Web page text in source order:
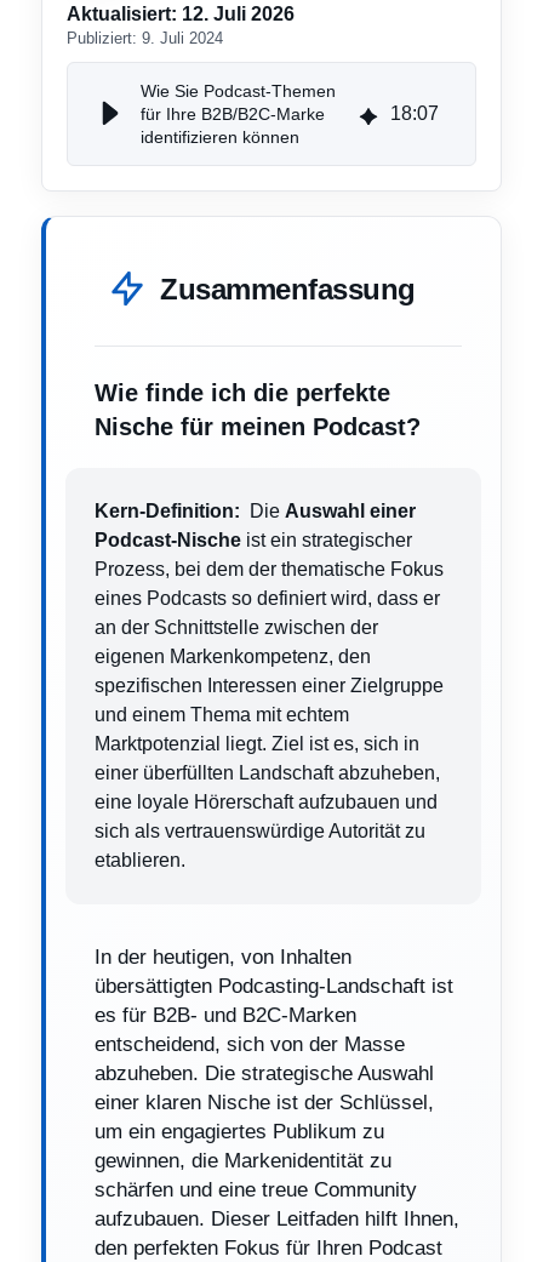
Aktualisiert: 12. Juli 2026
Publiziert: 9. Juli 2024
Wie Sie Podcast-Themen
für Ihre B2B/B2C-Marke
identifizieren können
18:07
Zusammenfassung
Wie finde ich die perfekte
Nische für meinen Podcast?
Kern-Definition: Die Auswahl einer
Podcast-Nische ist ein strategischer
Prozess, bei dem der thematische Fokus
eines Podcasts so definiert wird, dass er
an der Schnittstelle zwischen der
eigenen Markenkompetenz, den
spezifischen Interessen einer Zielgruppe
und einem Thema mit echtem
Marktpotenzial liegt. Ziel ist es, sich in
einer überfüllten Landschaft abzuheben,
eine loyale Hörerschaft aufzubauen und
sich als vertrauenswürdige Autorität zu
etablieren.
In der heutigen, von Inhalten
übersättigten Podcasting-Landschaft ist
es für B2B- und B2C-Marken
entscheidend, sich von der Masse
abzuheben. Die strategische Auswahl
einer klaren Nische ist der Schlüssel,
um ein engagiertes Publikum zu
gewinnen, die Markenidentität zu
schärfen und eine treue Community
aufzubauen. Dieser Leitfaden hilft Ihnen,
den perfekten Fokus für Ihren Podcast